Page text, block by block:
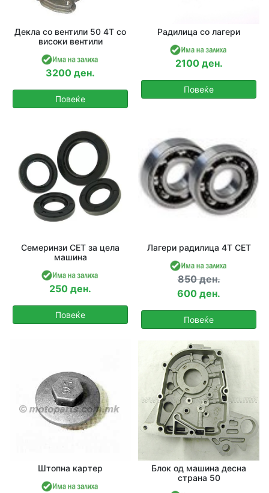
Декла со вентили 50 4T со
високи вентили
3200 ден.
Повеќе
Радилица со лагери
2100 ден.
Повеќе
Семеринзи СЕТ за цела
машина
250 ден.
Повеќе
Лагери радилица 4Т СЕТ
850 ден.
600 ден.
Повеќе
Штопна картер
Блок од машина десна
страна 50